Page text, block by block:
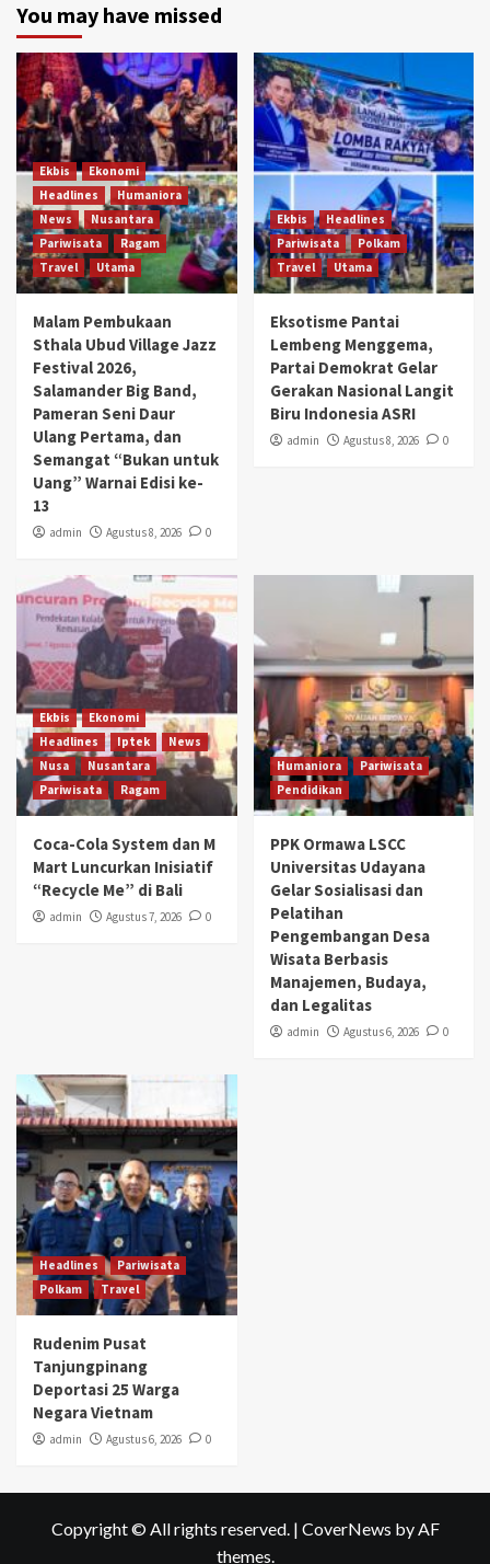
You may have missed
Ekbis
Ekonomi
Headlines
Humaniora
News
Nusantara
Pariwisata
Ragam
Travel
Utama
Malam Pembukaan
Sthala Ubud Village Jazz
Festival 2026,
Salamander Big Band,
Pameran Seni Daur
Ulang Pertama, dan
Semangat “Bukan untuk
Uang” Warnai Edisi ke-
13
admin Agustus 8, 2026 0
Ekbis
Headlines
Pariwisata
Polkam
Travel
Utama
Eksotisme Pantai
Lembeng Menggema,
Partai Demokrat Gelar
Gerakan Nasional Langit
Biru Indonesia ASRI
admin Agustus 8, 2026 0
Ekbis
Ekonomi
Headlines
Iptek
News
Nusa
Nusantara
Pariwisata
Ragam
Coca-Cola System dan M
Mart Luncurkan Inisiatif
“Recycle Me” di Bali
admin Agustus 7, 2026 0
Humaniora
Pariwisata
Pendidikan
PPK Ormawa LSCC
Universitas Udayana
Gelar Sosialisasi dan
Pelatihan
Pengembangan Desa
Wisata Berbasis
Manajemen, Budaya,
dan Legalitas
admin Agustus 6, 2026 0
Headlines
Pariwisata
Polkam
Travel
Rudenim Pusat
Tanjungpinang
Deportasi 25 Warga
Negara Vietnam
admin Agustus 6, 2026 0
Copyright © All rights reserved. | CoverNews by AF
themes.